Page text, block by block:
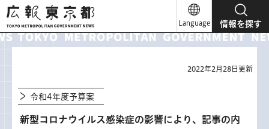
広報東京都
Language 情報を探す
2022年2月28日更新
令和4年度予算案
新型コロナウイルス感染症の影響により、記事の内